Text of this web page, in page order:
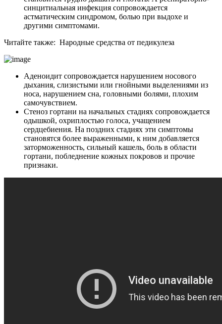
синцитиальная инфекция сопровождается
астматическим синдромом, болью при выдохе и
другими симптомами.
Читайте также: Народные средства от педикулеза
Аденоидит сопровождается нарушением носового
дыхания, слизистыми или гнойными выделениями из
носа, нарушением сна, головными болями, плохим
самочувствием.
Стеноз гортани на начальных стадиях сопровождается
одышкой, охриплостью голоса, учащением
сердцебиения. На поздних стадиях эти симптомы
становятся более выраженными, к ним добавляется
заторможенность, сильный кашель, боль в области
гортани, побледнение кожных покровов и прочие
признаки.